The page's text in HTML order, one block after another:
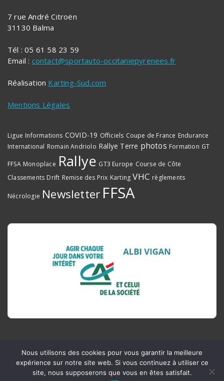
7 rue André Citroën
31130 Balma
Tél : 05 61 58 23 59
Email : contact@sportauto-occitaniepyrenees.fr
Réalisation Karting-Sud.com
Mentions Légales
Ligue Informations COVID-19 Officiels Coupe de France Endurance
International Romain Andriolo Rallye Terre photos Formation GT
FFSA Monoplace Rallye GT3 Europe Course de Côte
Classements Drift Remise des Prix Karting VHC règlements
Nécrologie Newsletter FFSA
Nous utilisons des cookies pour vous garantir la meilleure
expérience sur notre site web. Si vous continuez à utiliser ce
site, nous supposerons que vous en êtes satisfait.